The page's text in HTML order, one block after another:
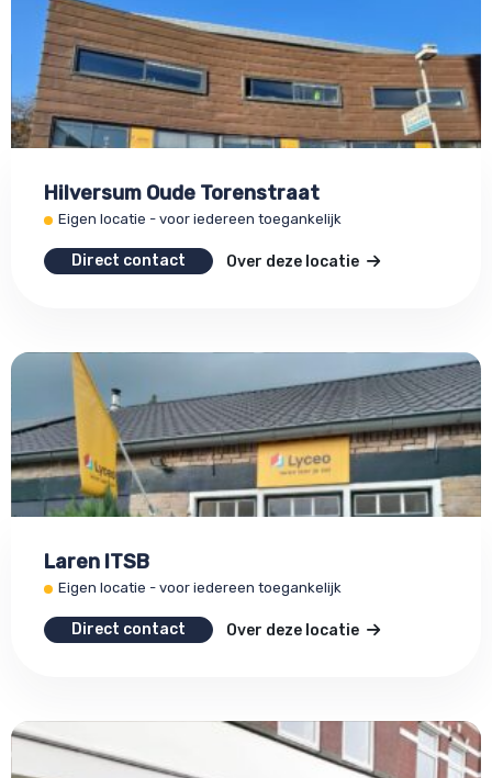
Hilversum Oude Torenstraat
Eigen locatie - voor iedereen toegankelijk
Direct contact Over deze locatie
Laren ITSB
Eigen locatie - voor iedereen toegankelijk
Direct contact Over deze locatie